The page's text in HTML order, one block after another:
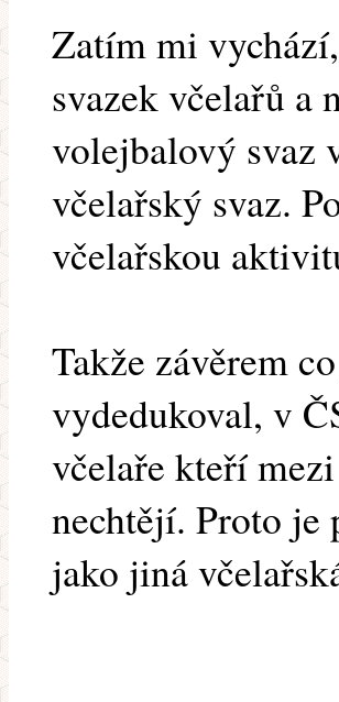
Zatím mi
svazek včelařů a
volejbalový svaz
včelařský svaz.
včelařskou
Takže závěrem
vydedukoval, v
včelaře kteří
nechtějí. Proto je
jako jiná